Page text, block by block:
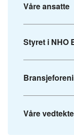
Våre ansatte
Styret i NHO
Våre